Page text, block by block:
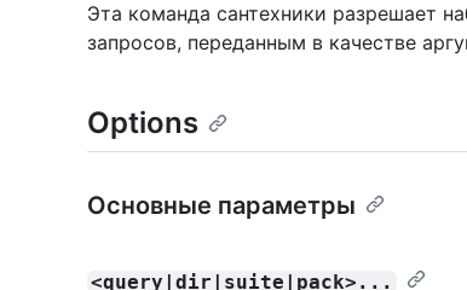
Эта команда сантехники разрешает
запросов, переданным в качестве
Options
Основные параметры
<query|dir|suite|pack>...